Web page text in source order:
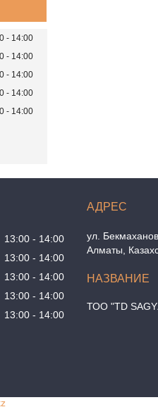
14:00
14:00
14:00
14:00
14:00
13:00
14:00
13:00
14:00
13:00
14:00
13:00
14:00
13:00
14:00
ул.
Алматы,
ТОО "TD